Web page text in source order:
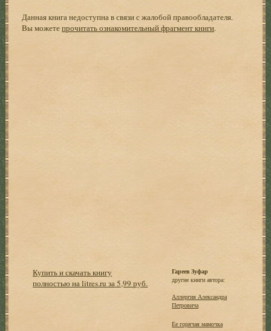
Данная книга недоступна в связи с жалобой правообладателя.
Вы можетепрочитать ознакомительный фрагмент книги.
Купить и скачать книгу
полностью на litres.ru за 5,99 руб.
Гареев Зуфар
другие книги автора:
Аллергия Александра
Петровича
Ее горячая мамочка